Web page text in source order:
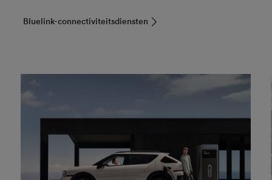
Bluelink-connectiviteitsdiensten